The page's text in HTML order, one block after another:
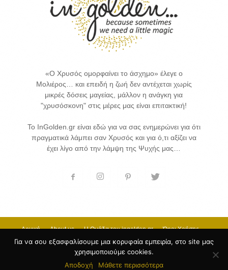
«Ο Χρυσός ομορφαίνει το άσχημο» έλεγε ο
Μολιέρος… και επειδή η ζωή δεν αντέχεται χωρίς
μικρές δόσεις μαγείας, μάλλον η ανάγκη για
"χρυσόσκονη" στις μέρες μας είναι επιτακτική!
Το InGolden.gr είναι εδώ για να σας ενημερώνει για ότι
πραγματικά λάμπει σαν Χρυσός και για ό,τι αξίζει να
έχει λίγο από την λάμψη της Ψυχής μας…
Αρχική About us H Ομάδα του ingolden.gr
Όροι Χρήσης
Επικοινωνία
© 2017 INGOLDEN.GR - HOSTING & CREATE BY
by
Goldensites
Για να σου εξασφαλίσουμε μια κορυφαία εμπειρία, στο site μας
χρησιμοποιούμε cookies.
Αποδοχή
Μάθετε περισσότερα